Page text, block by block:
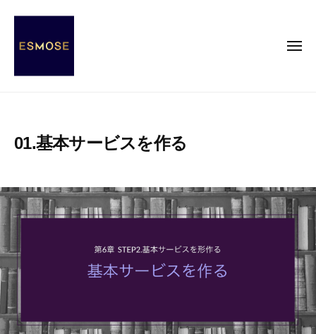
O
E
e
e
o
M
O
r
メ
01.基本サービスを作る
0
2
1
1
1
6
y
エ
ー
ズ
務
局
S
O